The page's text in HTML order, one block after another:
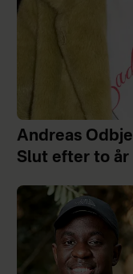
Andreas
Slut efter to år